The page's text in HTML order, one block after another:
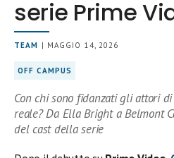
serie Prime
TEAM | MAGGIO 14, 2026
OFF CAMPUS
Con chi sono fidanzati gli attori
reale? Da Ella Bright a Belmont
del cast della serie